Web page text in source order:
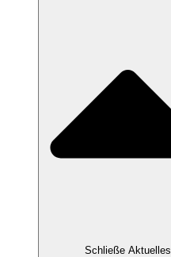
Schließe Aktuelles